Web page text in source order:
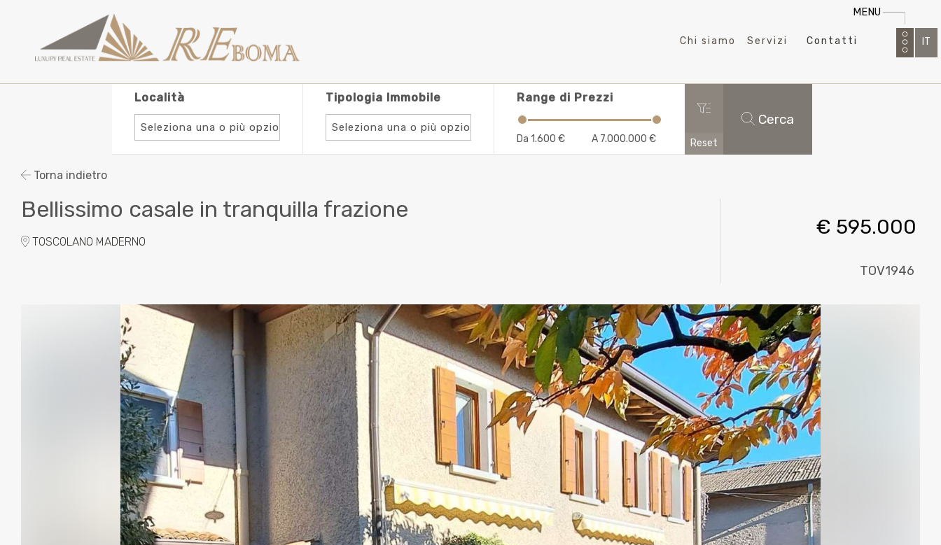
Chi siamo Servizi Contatti
MENU
IT
Località
Seleziona una o più opzioni
Tipologia Immobile
Seleziona una o più opzioni
Range di Prezzi
Da 1.600 € A 7.000.000 €
Da34 mq A 4.720 mq
Garage
Reset
Cerca
Torna indietro
Bellissimo casale in tranquilla frazione
TOSCOLANO MADERNO
€ 595.000
TOV1946